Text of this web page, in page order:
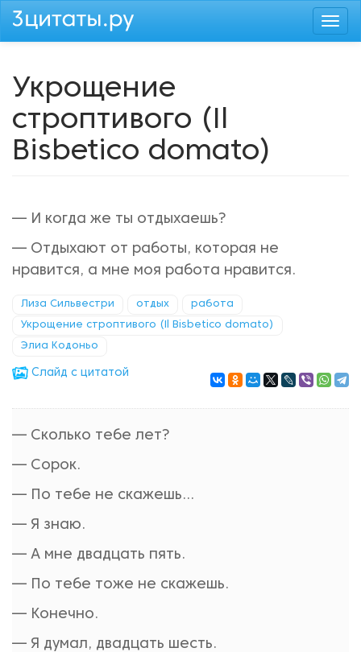
Перейти
Укрощение
строптивого (Il
Bisbetico domato)
— И когда же ты отдыхаешь?
— Отдыхают от работы, которая не
нравится, а мне моя работа нравится.
Лиза Сильвестри отдых работа
Укрощение строптивого (Il Bisbetico domato)
Элиа Кодоньо
Cлайд с цитатой
— Сколько тебе лет?
— Сорок.
— По тебе не скажешь…
— Я знаю.
— А мне двадцать пять.
— По тебе тоже не скажешь.
— Конечно.
— Я думал, двадцать шесть.